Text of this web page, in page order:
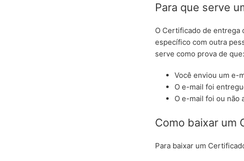
Para que serve
O Certificado de entrega
específico com outra
serve como prova de que:
Você enviou um e-
O e-mail foi
O e-mail foi ou não
Como baixar um
Para baixar um